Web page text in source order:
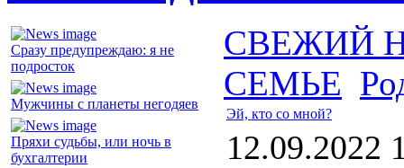
Сразу предупреждаю: я не
подросток
Мужчины с планеты негодяев
Пряхи судьбы, или ночь в
бухгалтерии
СВЕЖИЙ
СЕМЬЕ
Эй, кто со мной?
12.09.2022